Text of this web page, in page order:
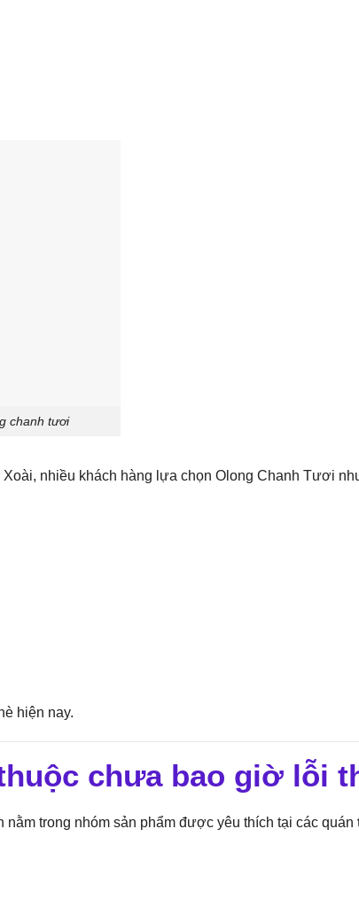
chanh tươi
nhiều khách hàng lựa chọn Olong Chanh Tươi
hiện nay.
chưa bao giờ lỗi
trong nhóm sản phẩm được yêu thích tại các quán